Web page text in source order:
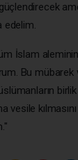
edelim.
İslam aleminin
Bu mübarek
vesile